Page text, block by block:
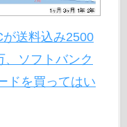
送料込み2500
、ソフトバンク
ドを買ってはい